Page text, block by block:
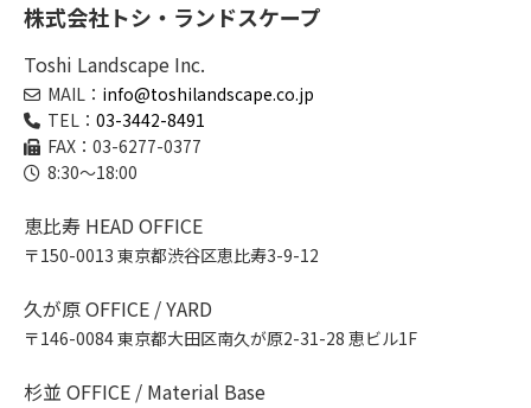
株式会社トシ・ランドスケープ
Toshi Landscape Inc.
MAIL： info@toshilandscape.co.jp
TEL： 03-3442-8491
FAX：03-6277-0377
8:30～18:00
恵比寿 HEAD OFFICE
〒150-0013 東京都渋谷区恵比寿3-9-12
久が原 OFFICE / YARD
〒146-0084 東京都大田区南久が原2-31-28 恵ビル1F
杉並 OFFICE / Material Base